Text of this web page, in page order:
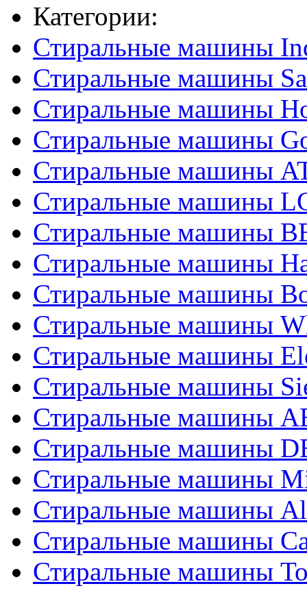
Категории:
Стиральные машины
Стиральные машины
Стиральные машины
Стиральные машины
Стиральные машины
Стиральные машины
Стиральные машины
Стиральные машины
Стиральные машины
Стиральные машины
Стиральные машины
Стиральные машины
Стиральные машины
Стиральные машины
Стиральные машины
Стиральные машины
Стиральные машины
Стиральные машины